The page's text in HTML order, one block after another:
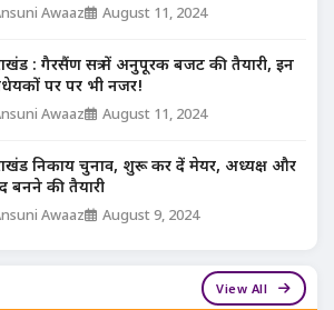
Awaaz August 11, 2024
: गैरसैंण सत्र में अनुपूरक बजट की तैयारी, इन
पर पर भी नजर!
Awaaz August 11, 2024
निकाय चुनाव, शुरू कर दें मेयर, अध्यक्ष और
बनने की तैयारी
Awaaz August 9, 2024
View All